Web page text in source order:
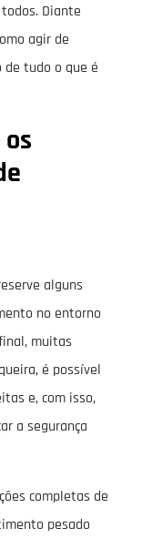
Diante
agir de
tudo o que é
alguns
no entorno
muitas
é possível
e, com isso,
a segurança
completas de
pesado